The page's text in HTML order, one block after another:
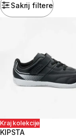
Sakrij filtere
Kraj kolekcije
KIPSTA